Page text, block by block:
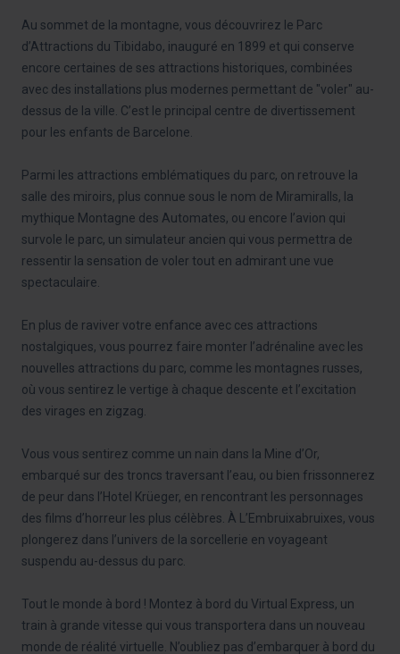
Au sommet de la montagne, vous découvrirez le Parc
d’Attractions du Tibidabo, inauguré en 1899 et qui conserve
encore certaines de ses attractions historiques, combinées
avec des installations plus modernes permettant de "voler" au-
dessus de la ville. C’est le principal centre de divertissement
pour les enfants de Barcelone.
Parmi les attractions emblématiques du parc, on retrouve la
salle des miroirs, plus connue sous le nom de Miramiralls, la
mythique Montagne des Automates, ou encore l’avion qui
survole le parc, un simulateur ancien qui vous permettra de
ressentir la sensation de voler tout en admirant une vue
spectaculaire.
En plus de raviver votre enfance avec ces attractions
nostalgiques, vous pourrez faire monter l’adrénaline avec les
nouvelles attractions du parc, comme les montagnes russes,
où vous sentirez le vertige à chaque descente et l’excitation
des virages en zigzag.
Vous vous sentirez comme un nain dans la Mine d’Or,
embarqué sur des troncs traversant l’eau, ou bien frissonnerez
de peur dans l’Hotel Krüeger, en rencontrant les personnages
des films d’horreur les plus célèbres. À L’Embruixabruixes, vous
plongerez dans l’univers de la sorcellerie en voyageant
suspendu au-dessus du parc.
Tout le monde à bord ! Montez à bord du Virtual Express, un
train à grande vitesse qui vous transportera dans un nouveau
monde de réalité virtuelle. N’oubliez pas d’embarquer à bord du